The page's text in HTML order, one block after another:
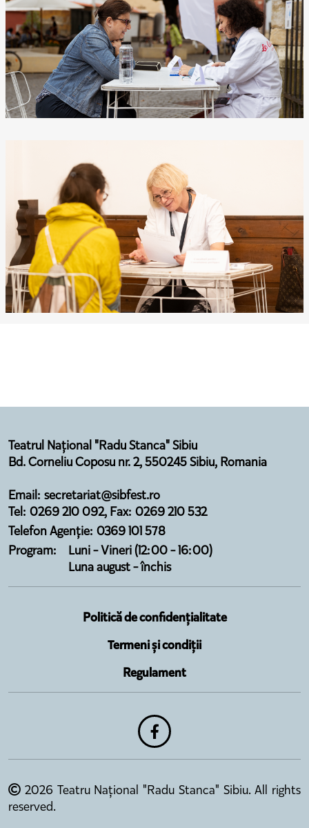
Teatrul Național "Radu Stanca" Sibiu
Bd. Corneliu Coposu nr. 2, 550245 Sibiu, Romania
Email: secretariat@sibfest.ro
Tel: 0269 210 092, Fax: 0269 210 532
Telefon Agenție: 0369 101 578
Program:
Luni - Vineri (12:00 - 16:00)
Luna august - închis
Politică de confidențialitate
Termeni și condiții
Regulament
2026 Teatru Național "Radu Stanca" Sibiu. All rights
reserved.